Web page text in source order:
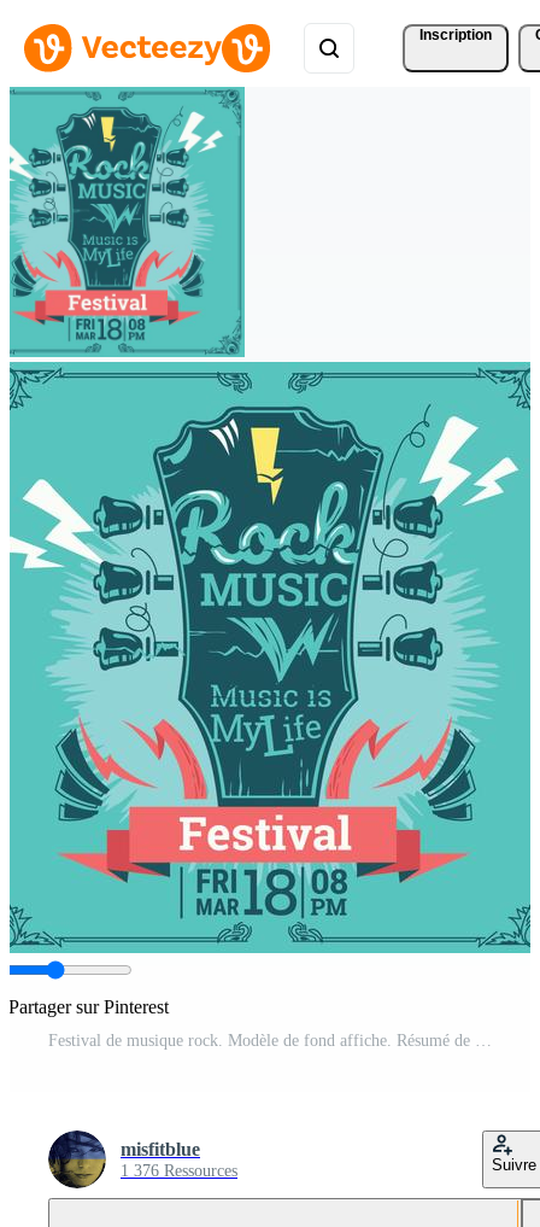
Inscription
Partager sur Pinterest
Festival de musique rock. Modèle de fond affiche. Résumé de la guitare Vecteur Pro et SVG Pro
misfitblue
1 376 Ressources Suivre